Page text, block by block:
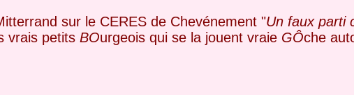
sur le CERES de Chevénement "Un faux parti
vrais petits BOurgeois qui se la jouent vraie GÔche